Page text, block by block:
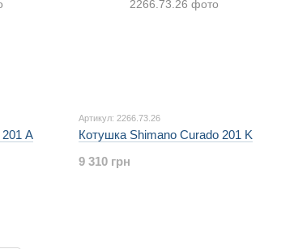
A
Артикул: 2266.73.26
Котушка Shimano Curado 201 K
9 310 грн